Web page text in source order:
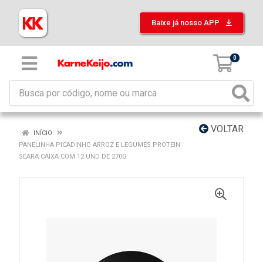
Baixe já nosso APP
0
VOLTAR
INÍCIO
PANELINHA PICADINHO ARROZ E LEGUMES PROTEIN
SEARA CAIXA COM 12 UND DE 270G